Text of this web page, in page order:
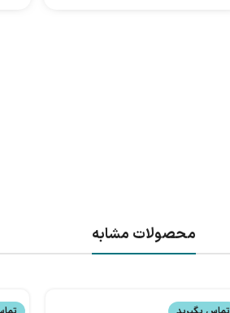
محصولات مشابه